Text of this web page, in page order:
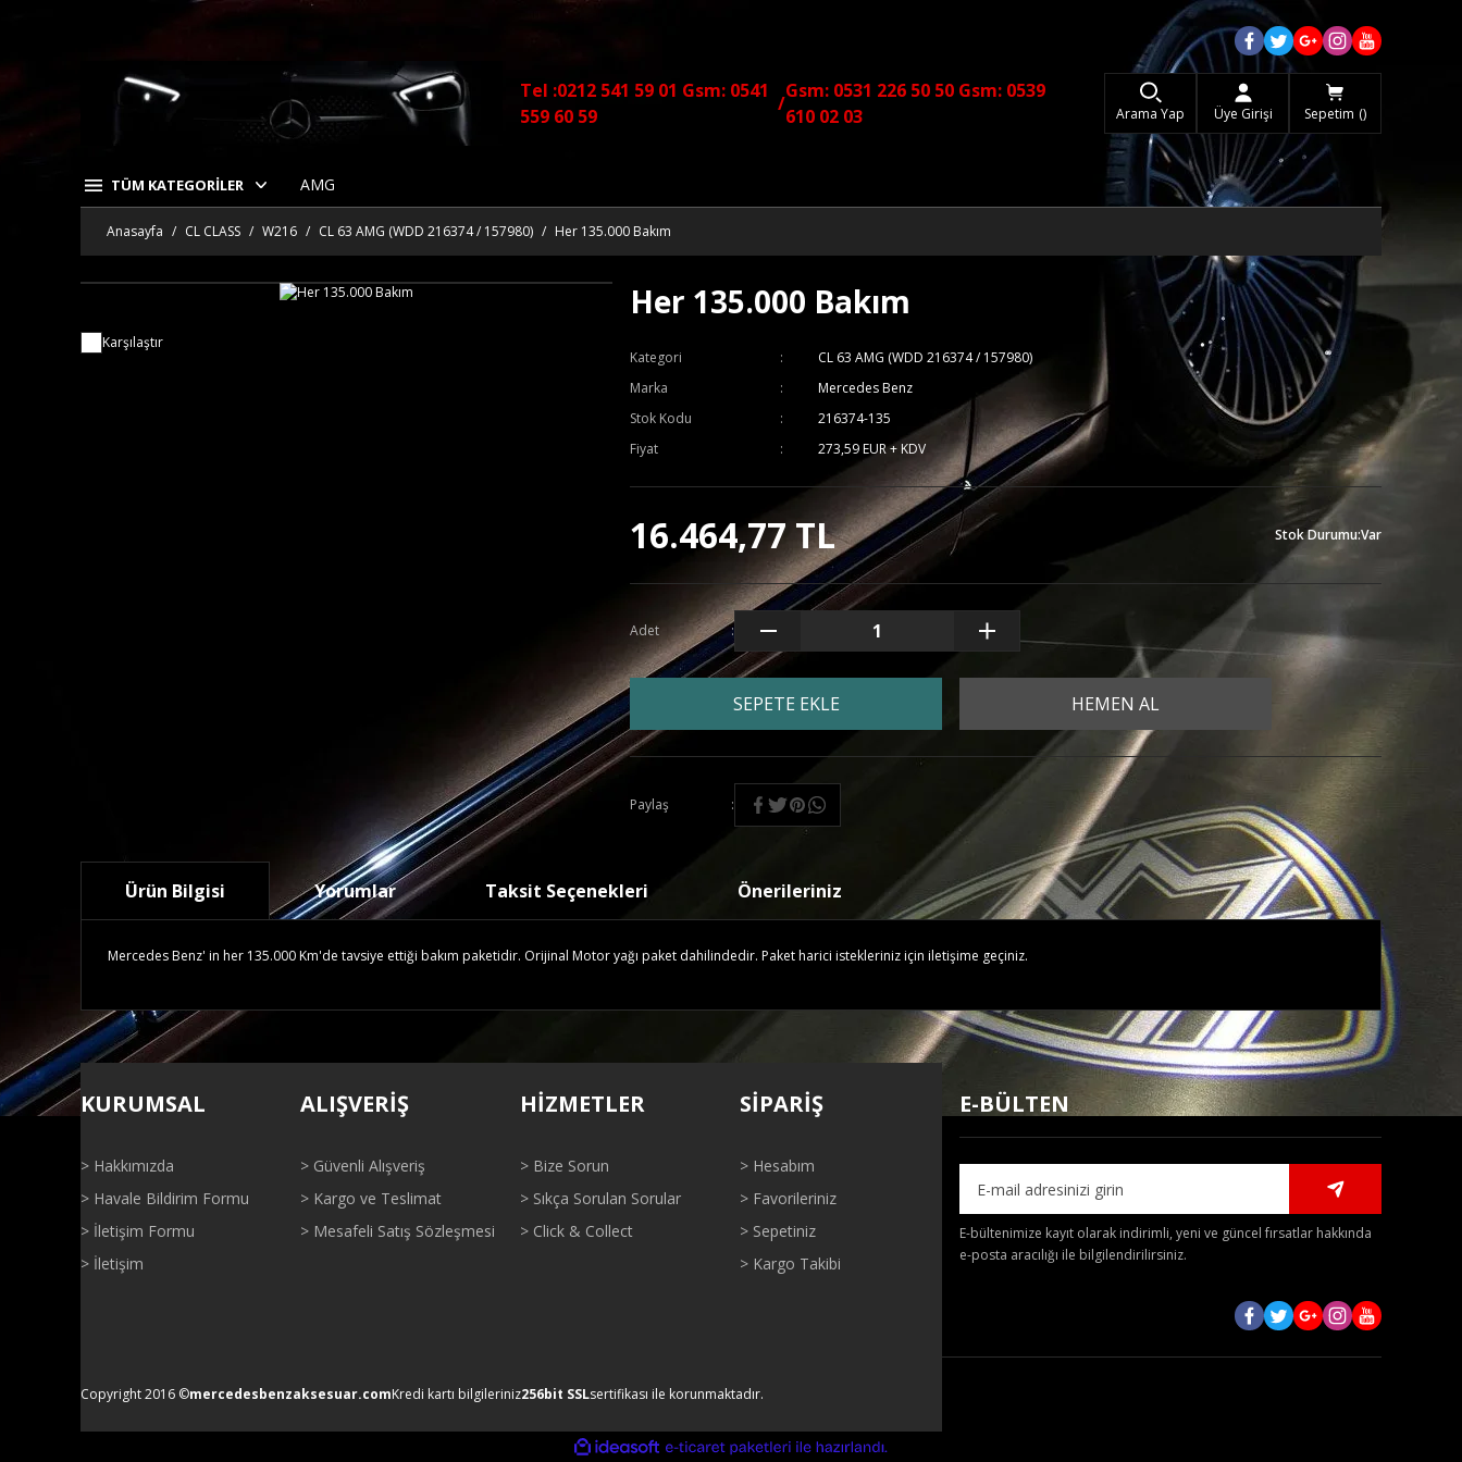
Tel :0212 541 59 01 Gsm: 0541
559 60 59
/
Gsm: 0531 226 50 50 Gsm: 0539
610 02 03
Arama Yap Üye Girişi Sepetim
TÜM KATEGORİLER AMG
Anasayfa CL CLASS W216 CL 63 AMG (WDD 216374 / 157980) Her 135.000 Bakım
Karşılaştır
Her 135.000 Bakım
Kategori
CL 63 AMG (WDD 216374 / 157980)
Marka
Mercedes Benz
Stok Kodu
216374-135
Fiyat
273,59 EUR + KDV
16.464,77 TL Stok Durumu:Var
Adet
SEPETE EKLE HEMEN AL
Paylaş
Ürün Bilgisi Yorumlar Taksit Seçenekleri Önerileriniz
Mercedes Benz' in her 135.000 Km'de tavsiye ettiği bakım paketidir. Orijinal Motor yağı paket dahilindedir. Paket harici istekleriniz için iletişime geçiniz.
Bu ürünün fiyat bilgisi, resim, ürün açıklamalarında ve diğer konularda yetersiz gördüğünüz noktaları öneri formunu kullanarak tarafımıza iletebilirsiniz.
Görüş ve önerileriniz için teşekkür ederiz.
Ürün resmi kalitesiz, bozuk veya görüntülenemiyor.
Ürün fiyatı diğer sitelerden daha pahalı.
Gönder
KURUMSAL
> Hakkımızda
> Havale Bildirim Formu
> İletişim Formu
> İletişim
ALIŞVERİŞ
> Güvenli Alışveriş
> Kargo ve Teslimat
> Mesafeli Satış Sözleşmesi
HİZMETLER
> Bize Sorun
> Sıkça Sorulan Sorular
> Click & Collect
SİPARİŞ
> Hesabım
> Favorileriniz
> Sepetiniz
> Kargo Takibi
E-BÜLTEN
E-bültenimize kayıt olarak indirimli, yeni ve güncel fırsatlar hakkında
e-posta aracılığı ile bilgilendirilirsiniz.
Copyright 2016 ©mercedesbenzaksesuar.comKredi kartı bilgileriniz256bit SSLsertifikası ile korunmaktadır.
ideasoft
e-